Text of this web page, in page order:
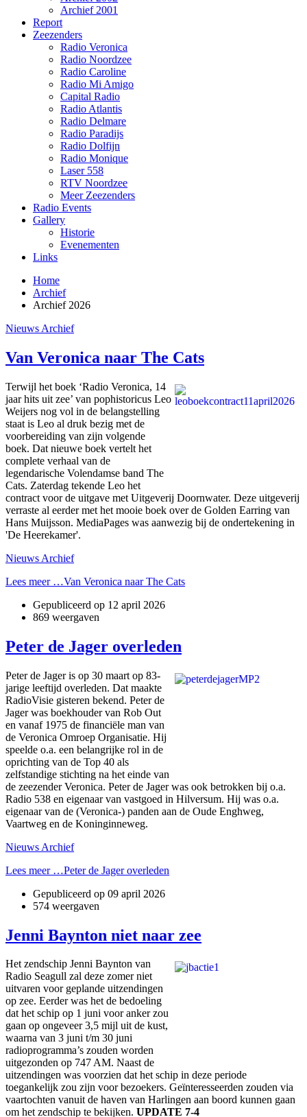
Archief 2001
Report
Zeezenders
Radio Veronica
Radio Noordzee
Radio Caroline
Radio Mi Amigo
Capital Radio
Radio Atlantis
Radio Delmare
Radio Paradijs
Radio Dolfijn
Radio Monique
Laser 558
RTV Noordzee
Meer Zeezenders
Radio Events
Gallery
Historie
Evenementen
Links
Home
Archief
Archief 2026
Nieuws Archief
Van Veronica naar The Cats
Terwijl het boek ‘Radio Veronica, 14
jaar hits uit zee’ van pophistoricus Leo
Weijers nog vol in de belangstelling
staat is Leo al druk bezig met de
voorbereiding van zijn volgende
boek. Dat nieuwe boek vertelt het
complete verhaal van de
legendarische Volendamse band The
Cats. Zaterdag tekende Leo het
contract voor de uitgave met Uitgeverij Doornwater. Deze uitgeverij
verraste al eerder met het mooie boek over de Golden Earring van
Hans Muijsson. MediaPages was aanwezig bij de ondertekening in
'De Heerekamer'.
Nieuws Archief
Lees meer …Van Veronica naar The Cats
Gepubliceerd op 12 april 2026
869 weergaven
Peter de Jager overleden
Peter de Jager is op 30 maart op 83-
jarige leeftijd overleden. Dat maakte
RadioVisie gisteren bekend. Peter de
Jager was boekhouder van Rob Out
en vanaf 1975 de financiële man van
de Veronica Omroep Organisatie. Hij
speelde o.a. een belangrijke rol in de
oprichting van de Top 40 als
zelfstandige stichting na het einde van
de zeezender Veronica. Peter de Jager was ook betrokken bij o.a.
Radio 538 en eigenaar van vastgoed in Hilversum. Hij was o.a.
eigenaar van de (Veronica-) panden aan de Oude Enghweg,
Vaartweg en de Koninginneweg.
Nieuws Archief
Lees meer …Peter de Jager overleden
Gepubliceerd op 09 april 2026
574 weergaven
Jenni Baynton niet naar zee
Het zendschip Jenni Baynton van
Radio Seagull zal deze zomer niet
uitvaren voor geplande uitzendingen
op zee. Eerder was het de bedoeling
dat het schip op 1 juni voor anker zou
gaan op ongeveer 3,5 mijl uit de kust,
waarna van 3 juni t/m 30 juni
radioprogramma’s zouden worden
uitgezonden op 747 AM. Naast de
uitzendingen was voorzien dat het schip in deze periode
toegankelijk zou zijn voor bezoekers. Geïnteresseerden zouden via
vaartochten vanuit de haven van Harlingen aan boord kunnen gaan
om het zendschip te bekijken. UPDATE 7-4